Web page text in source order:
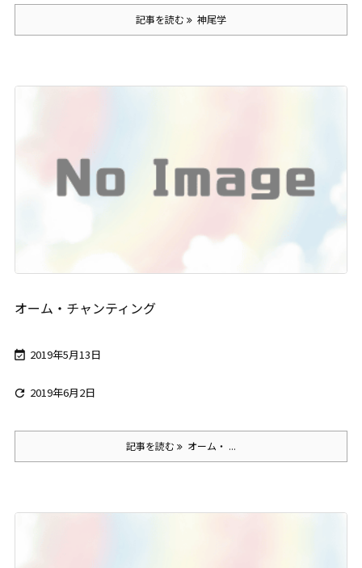
記事を読む 神尾学
オーム・チャンティング
 2019年5月13日
 2019年6月2日
記事を読む オーム・ ...